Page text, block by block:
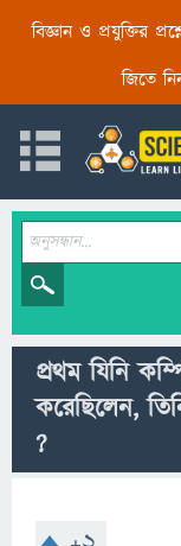
বিজ্ঞান ও প্রযুক্তির
জিতে
প্রথম যিনি
করেছিলেন,
?